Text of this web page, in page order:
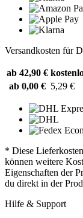
Versandkosten für
ab 42,90 €
ab 0,00 € 5,29 €
* Diese
können weitere
Eigenschaften der
du direkt in der
Hilfe & Support